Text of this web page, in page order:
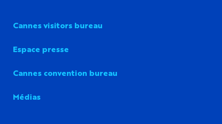
Cannes visitors bureau
Espace presse
Cannes convention bureau
Médias